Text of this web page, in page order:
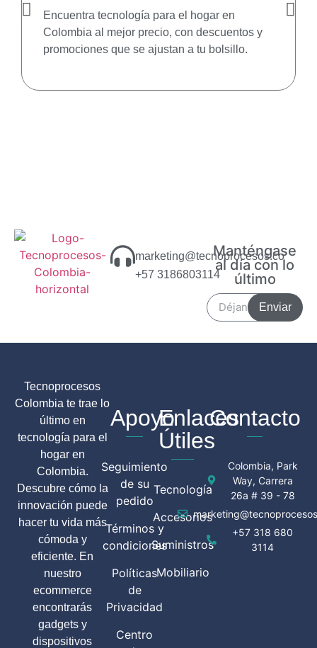
Encuentra tecnología para el hogar en
Colombia al mejor precio, con descuentos y
promociones que se ajustan a tu bolsillo.
marketing@tecnoprocesos.co
+57 3186803114
Manténgase
al día con lo
último
Enviar
Tecnoprocesos
Colombia te trae lo
último en
tecnología para el
hogar en
Colombia.
Descubre cómo la
innovación puede
hacer tu vida más
cómoda y
eficiente. En
nuestro
ecommerce
encontrarás
gadgets y
dispositivos
Apoyo
Seguimiento
de su
pedido
Términos y
condiciones
Políticas
de
Privacidad
Centro
Enlaces
Útiles
Tecnología
Accesorios
Suministros
Mobiliario
Contacto
Colombia, Park
Way, Carrera
26a # 39 - 78
+57 318 680
3114